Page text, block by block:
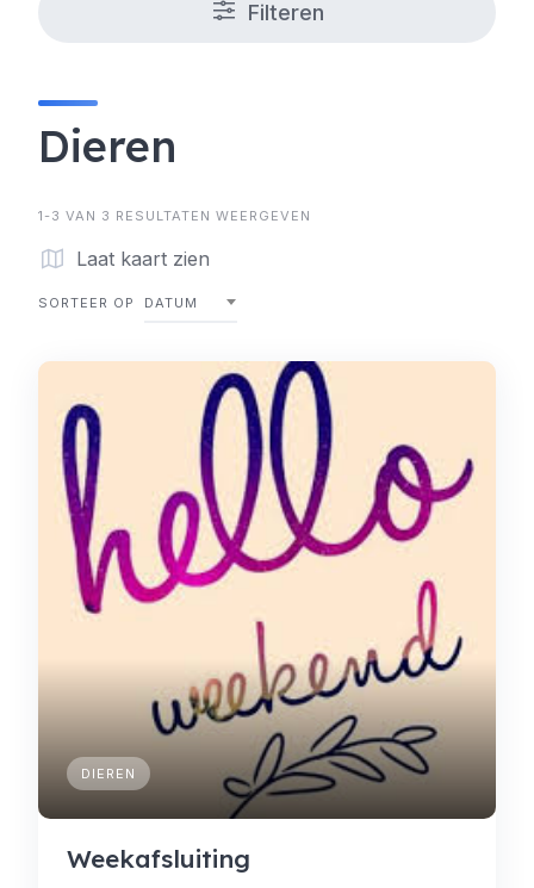
Filteren
Dieren
1-3 VAN 3 RESULTATEN WEERGEVEN
Laat kaart zien
SORTEER OP DATUM
DIEREN
Weekafsluiting